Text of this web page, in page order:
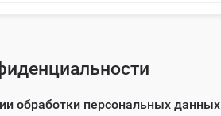
обработки персональных данных